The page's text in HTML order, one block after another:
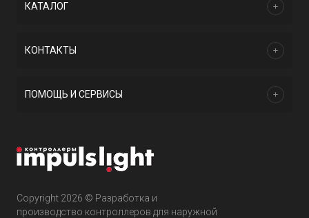
Copyright 2026 © Разработка и
производство контроллеров для наружной
КАТАЛОГ
КОНТАКТЫ
ПОМОЩЬ И СЕРВИСЫ